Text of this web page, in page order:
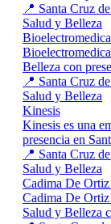
📍 Santa Cruz
Salud y Belleza
Belleza con
📍 Santa Cruz
Salud y Belleza
Kinesis
Kinesis es una
presencia en
📍 Santa Cruz
Salud y Belleza
Cadima De
Cadima De Ortiz
Salud y Belleza